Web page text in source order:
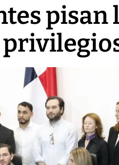
pisan
Video,
deja heridos
daños en